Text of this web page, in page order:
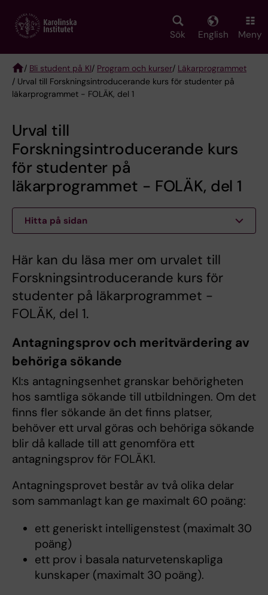
main
Sök English Meny
Breadcrumb
/ Bli student på KI/ Program och kurser/ Läkarprogrammet
/ Urval till Forskningsintroducerande kurs för studenter på
läkarprogrammet - FOLÄK, del 1
Urval till
Forskningsintroducerande kurs
för studenter på
läkarprogrammet - FOLÄK, del 1
Hitta på sidan
Här kan du läsa mer om urvalet till
Forskningsintroducerande kurs för
studenter på läkarprogrammet -
FOLÄK, del 1.
Antagningsprov och meritvärdering av
behöriga sökande
KI:s antagningsenhet granskar behörigheten
hos samtliga sökande till utbildningen. Om det
finns fler sökande än det finns platser,
behöver ett urval göras och behöriga sökande
blir då kallade till att genomföra ett
antagningsprov för FOLÄK1.
Antagningsprovet består av två olika delar
som sammanlagt kan ge maximalt 60 poäng:
ett generiskt intelligenstest (maximalt 30
poäng)
ett prov i basala naturvetenskapliga
kunskaper (maximalt 30 poäng).